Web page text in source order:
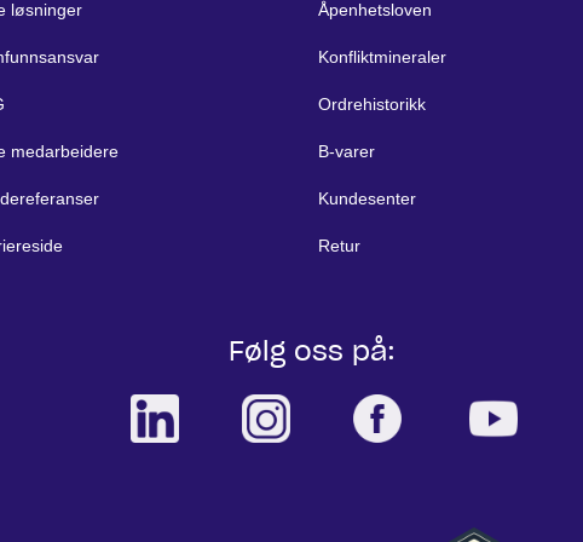
løsninger
medarbeidere
Åpenhetsloven
Konfliktmineraler
Ordrehistorikk
B-varer
Kundesenter
Retur
Følg oss på: